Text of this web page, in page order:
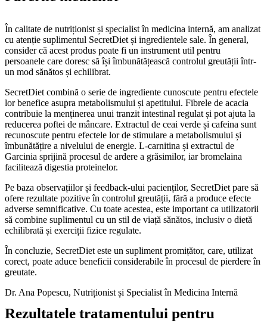
În calitate de nutriționist și specialist în medicina internă, am analizat
cu atenție suplimentul SecretDiet și ingredientele sale. În general,
consider că acest produs poate fi un instrument util pentru
persoanele care doresc să își îmbunătățească controlul greutății într-
un mod sănătos și echilibrat.
SecretDiet combină o serie de ingrediente cunoscute pentru efectele
lor benefice asupra metabolismului și apetitului. Fibrele de acacia
contribuie la menținerea unui tranzit intestinal regulat și pot ajuta la
reducerea poftei de mâncare. Extractul de ceai verde și cafeina sunt
recunoscute pentru efectele lor de stimulare a metabolismului și
îmbunătățire a nivelului de energie. L-carnitina și extractul de
Garcinia sprijină procesul de ardere a grăsimilor, iar bromelaina
facilitează digestia proteinelor.
Pe baza observațiilor și feedback-ului pacienților, SecretDiet pare să
ofere rezultate pozitive în controlul greutății, fără a produce efecte
adverse semnificative. Cu toate acestea, este important ca utilizatorii
să combine suplimentul cu un stil de viață sănătos, inclusiv o dietă
echilibrată și exerciții fizice regulate.
În concluzie, SecretDiet este un supliment promițător, care, utilizat
corect, poate aduce beneficii considerabile în procesul de pierdere în
greutate.
Dr. Ana Popescu, Nutriționist și Specialist în Medicina Internă
Rezultatele tratamentului pentru